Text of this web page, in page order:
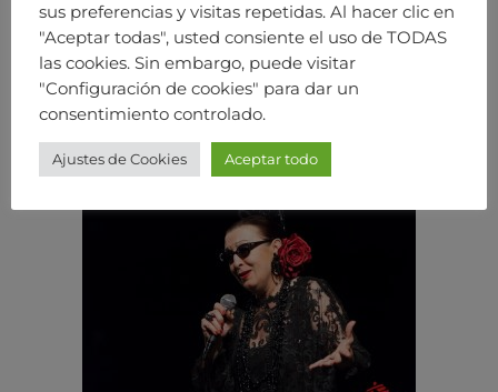
sus preferencias y visitas repetidas. Al hacer clic en
"Aceptar todas", usted consiente el uso de TODAS
las cookies. Sin embargo, puede visitar
"Configuración de cookies" para dar un
consentimiento controlado.
Ajustes de Cookies Aceptar todo